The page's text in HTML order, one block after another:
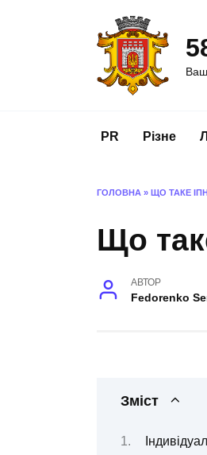
Ваш
PR Різне
ГОЛОВНА » ЩО ТАКЕ
Що
АВТОР
Fedorenko
Зміст